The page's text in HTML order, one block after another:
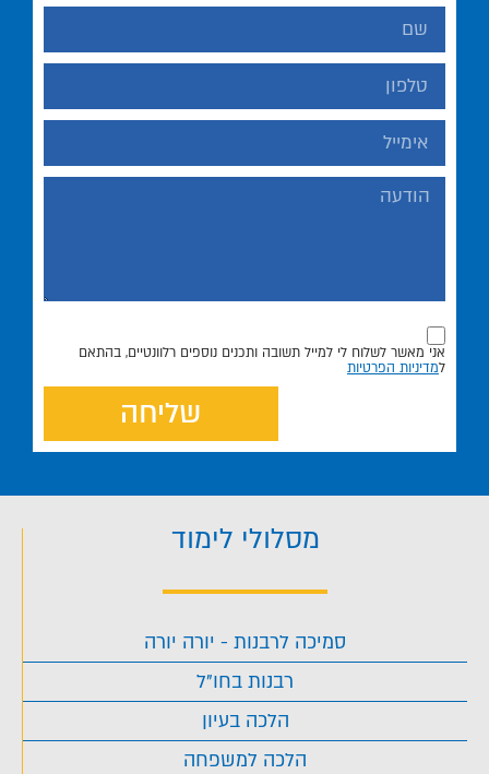
אני מאשר לשלוח לי למייל תשובה ותכנים נוספים רלוונטיים, בהתאם
למדיניות הפרטיות
שליחה
מסלולי לימוד
סמיכה לרבנות - יורה יורה
רבנות בחו"ל
הלכה בעיון
הלכה למשפחה